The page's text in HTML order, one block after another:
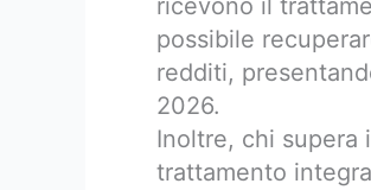
ricevono il
possibile
redditi,
2026.
Inoltre, chi supera
trattamento